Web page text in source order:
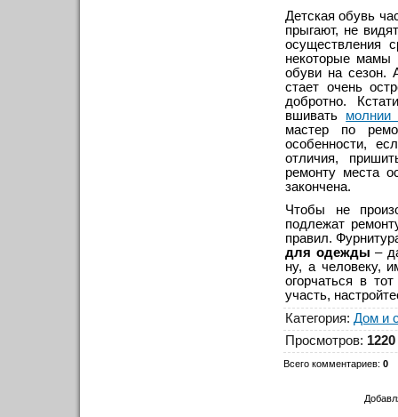
Детская обувь
прыгают, не
осуществления
некоторые мамы
обуви на сезон.
стает очень
добротно.
вшивать
мастер по
особенности,
отличия,
ремонту места
закончена.
Чтобы не
подлежат
правил.
для одежды –
ну, а человеку,
огорчаться в
участь,
Категория: Дом и
Просмотров: 1220
Всего комментариев: 0